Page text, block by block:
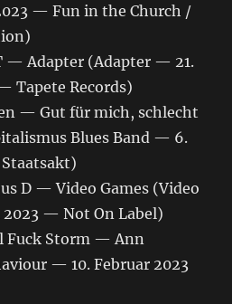
— Fun in the Church /
— Adapter (Adapter — 21.
Tapete Records)
— Gut für mich, schlecht
Blues Band — 6.
D — Video Games (Video
2023 — Not On Label)
Fuck Storm — Ann
— 10. Februar 2023